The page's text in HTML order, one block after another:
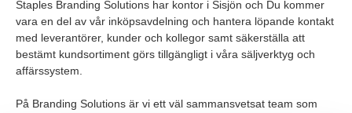
Staples Branding Solutions har kontor i Sisjön och Du kommer
vara en del av vår inköpsavdelning och hantera löpande kontakt
med leverantörer, kunder och kollegor samt säkerställa att
bestämt kundsortiment görs tillgängligt i våra säljverktyg och
affärssystem.
På Branding Solutions är vi ett väl sammansvetsat team som